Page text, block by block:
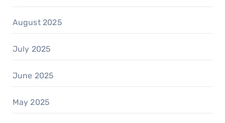
August 2025
July 2025
June 2025
May 2025